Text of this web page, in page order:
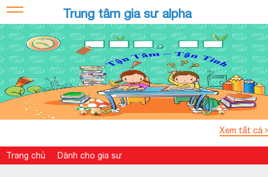
Trung tâm gia sư alpha
Xem tất cả
Trang chủ Dành cho gia sư